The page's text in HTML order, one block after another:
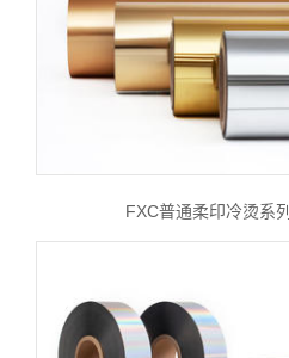
FXC普通柔印冷烫系列